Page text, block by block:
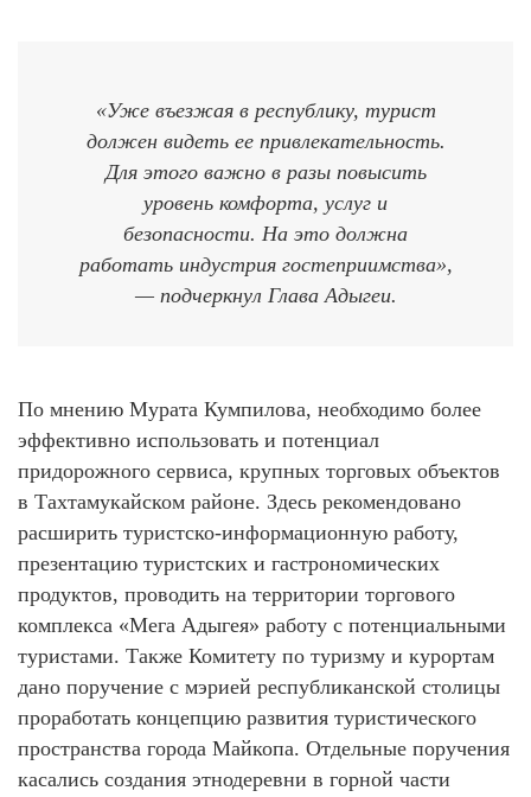
«Уже въезжая в республику, турист
должен видеть ее привлекательность.
Для этого важно в разы повысить
уровень комфорта, услуг и
безопасности. На это должна
работать индустрия гостеприимства»,
— подчеркнул Глава Адыгеи.
По мнению Мурата Кумпилова, необходимо более
эффективно использовать и потенциал
придорожного сервиса, крупных торговых объектов
в Тахтамукайском районе. Здесь рекомендовано
расширить туристско-информационную работу,
презентацию туристских и гастрономических
продуктов, проводить на территории торгового
комплекса «Мега Адыгея» работу с потенциальными
туристами. Также Комитету по туризму и курортам
дано поручение с мэрией республиканской столицы
проработать концепцию развития туристического
пространства города Майкопа. Отдельные поручения
касались создания этнодеревни в горной части